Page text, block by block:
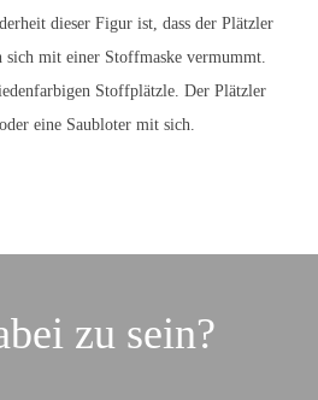
dieser Figur ist, dass der Plätzler
mit einer Stoffmaske vermummt.
Stoffplätzle. Der Plätzler
eine Saubloter mit sich.
zu sein?